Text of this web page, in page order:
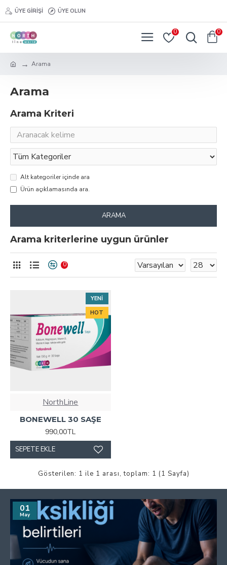
ÜYE GIRIŞI ÜYE OLUN
0 0
Arama
Arama
Arama Kriteri
Alt kategoriler içinde ara
Ürün açıklamasında ara.
ARAMA
Arama kriterlerine uygun ürünler
0
YENI
HOT
NorthLine
BONEWELL 30 SAŞE
990,00TL
SEPETE EKLE
Gösterilen: 1 ile 1 arası, toplam: 1 (1 Sayfa)
01
May